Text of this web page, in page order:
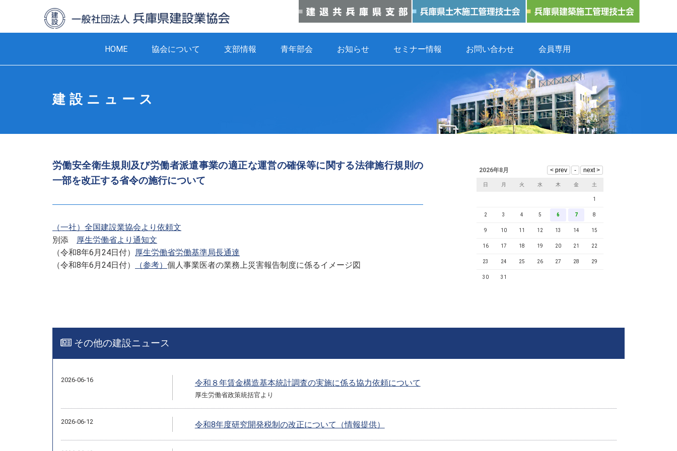
HOME 協会について 支部情報 青年部会 お知らせ セミナー情報 お問い合わせ 会員専用
建設ニュース
労働安全衛生規則及び労働者派遣事業の適正な運営の確保等に関する法律施行規則の
一部を改正する省令の施行について
（一社）全国建設業協会より依頼文
別添
厚生労働省より通知文
（令和8年6月24日付）
厚生労働省労働基準局長通達
（令和8年6月24日付）
（参考） 個人事業医者の業務上災害報告制度に係るイメージ図
2026年8月
日 月 火 水 木 金 土
1
2 3 4 5 6 7 8
9 10 11 12 13 14 15
16 17 18 19 20 21 22
23 24 25 26 27 28 29
30 31
その他の建設ニュース
2026-06-16 令和８年賃金構造基本統計調査の実施に係る協力依頼について
厚生労働省政策統括官より
2026-06-12 令和8年度研究開発税制の改正について（情報提供）